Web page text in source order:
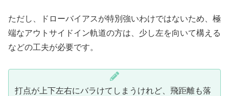
ただし、ドローバイアスが特別強いわけではないため、極
端なアウトサイドイン軌道の方は、少し左を向いて構える
などの工夫が必要です。
打点が上下左右にバラけてしまうけれど、飛距離も落